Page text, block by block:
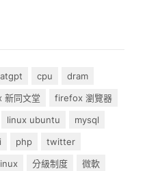
cpu
dram
同文堂
firefox 瀏覽器
linux ubuntu
mysql
php
twitter
分級制度
微軟